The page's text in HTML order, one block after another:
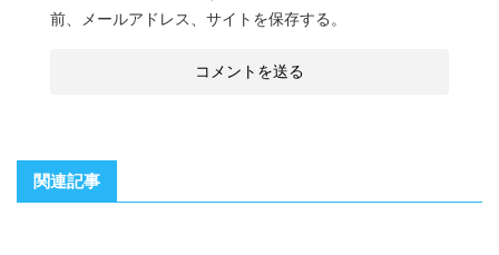
前、メールアドレス、サイトを保存する。
関連記事